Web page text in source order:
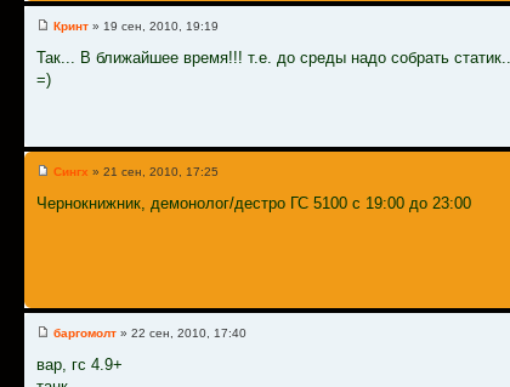
Кринт » 19 сен, 2010, 19:19
Так... В ближайшее время!!! т.е. до среды надо собрать
=)
Сингх » 21 сен, 2010, 17:25
Чернокнижник, демонолог/дестро ГС 5100 с 19:00 до 23:00
баргомолт » 22 сен, 2010, 17:40
вар, гс 4.9+